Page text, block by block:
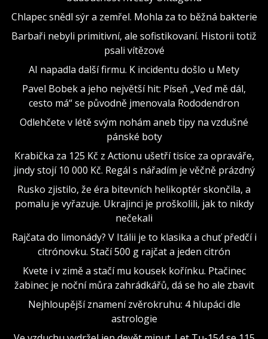
Chlapec snědl sýr a zemřel. Mohla za to běžná bakterie
Barbaři nebyli primitivní, ale sofistikovaní. Historii totiž
psali vítězové
AI napadla další firmu. K incidentu došlo u Mety
Pavel Bobek a jeho největší hit: Píseň „Veď mě dál,
cesto má“ se původně jmenovala Rododendron
Odlehčete v létě svým nohám aneb tipy na vzdušné
pánské boty
Krabička za 125 Kč z Actionu ušetří tisíce za opraváře,
jindy stojí 10 000 Kč. Regál s nářadím je věčně prázdný
Rusko zjistilo, že éra bitevních helikoptér skončila, a
pomalu je vyřazuje. Ukrajinci je proškolili, jak to nikdy
nečekali
Rajčata do limonády? V Itálii je to klasika a chuť předčí i
citrónovku. Stačí 500 g rajčat a jeden citrón
Kvete i v zimě a stačí mu kousek kořínku. Ptačinec
žabinec je noční můra zahrádkářů, dá se ho ale zbavit
Nejhloupější znamení zvěrokruhu: 4 hlupáci dle
astrologie